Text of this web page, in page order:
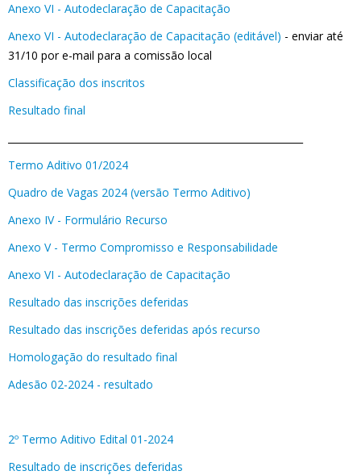
Anexo VI - Autodeclaração de Capacitação
Anexo VI - Autodeclaração de Capacitação (editável) - enviar até
31/10 por e-mail para a comissão local
Classificação dos inscritos
Resultado final
Termo Aditivo 01/2024
Quadro de Vagas 2024 (versão Termo Aditivo)
Anexo IV - Formulário Recurso
Anexo V - Termo Compromisso e Responsabilidade
Anexo VI - Autodeclaração de Capacitação
Resultado das inscrições deferidas
Resultado das inscrições deferidas após recurso
Homologação do resultado final
Adesão 02-2024 - resultado
2º Termo Aditivo Edital 01-2024
Resultado de inscrições deferidas